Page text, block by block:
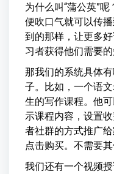
为什么叫“蒲公英”
便吹口气就可以传
到的那样，让更多
习者获得他们需要的
那我们的系统具体
子。比如，一个语
生的写作课程。他
示课程内容，设置
者社群的方式推广
点击购买。不需要其
我们还有一个视频